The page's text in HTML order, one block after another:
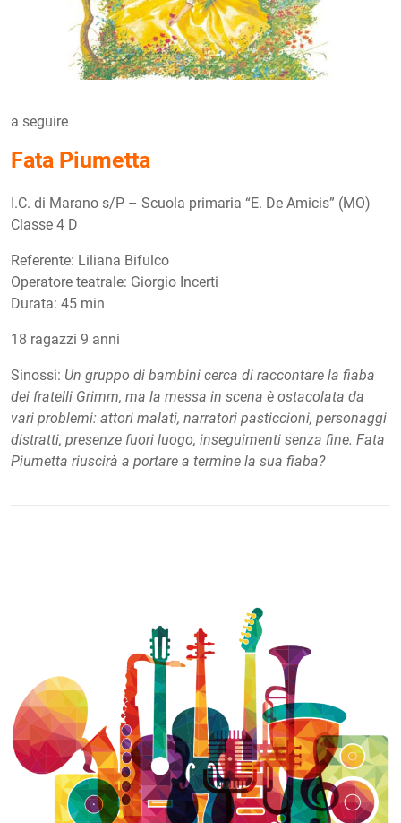
a seguire
Fata Piumetta
I.C. di Marano s/P – Scuola primaria “E. De Amicis” (MO)
Classe 4 D
Referente: Liliana Bifulco
Operatore teatrale: Giorgio Incerti
Durata: 45 min
18 ragazzi 9 anni
Sinossi: Un gruppo di bambini cerca di raccontare la fiaba
dei fratelli Grimm, ma la messa in scena è ostacolata da
vari problemi: attori malati, narratori pasticcioni, personaggi
distratti, presenze fuori luogo, inseguimenti senza fine. Fata
Piumetta riuscirà a portare a termine la sua fiaba?